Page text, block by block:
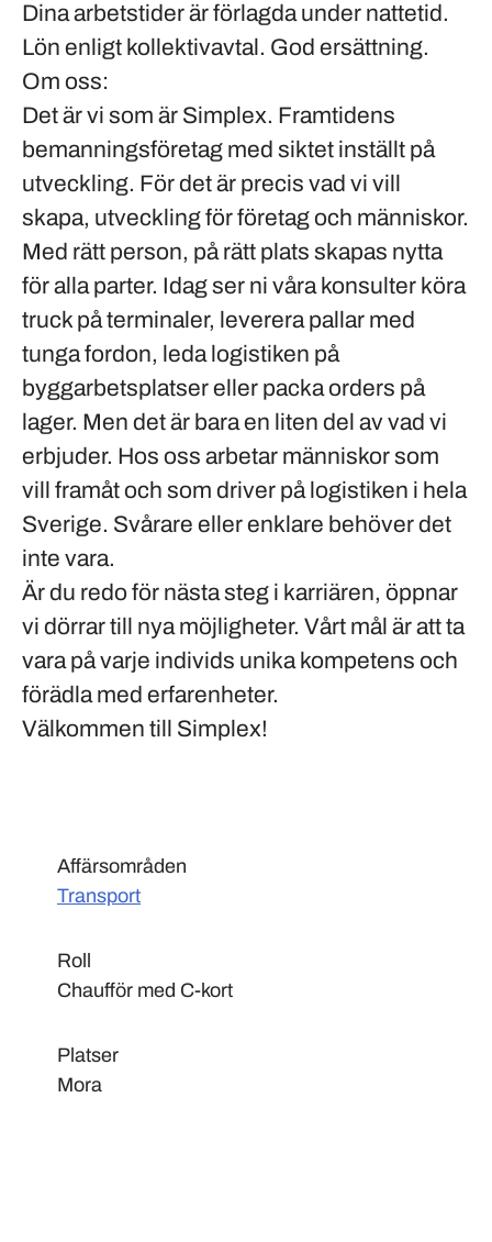
Dina arbetstider är förlagda under nattetid.
Lön enligt kollektivavtal . God ersättning.
Om oss:
Det är vi som är Simplex. Framtidens
bemanningsföretag med siktet inställt på
utveckling. För det är precis vad vi vill
skapa, utveckling för företag och människor.
Med rätt person, på rätt plats skapas nytta
för alla parter. Idag ser ni våra konsulter köra
truck på terminaler, leverera pallar med
tunga fordon, leda logistiken på
byggarbetsplatser eller packa orders på
lager. Men det är bara en liten del av vad vi
erbjuder. Hos oss arbetar människor som
vill framåt och som driver på logistiken i hela
Sverige. Svårare eller enklare behöver det
inte vara.
Är du redo för nästa steg i karriären, öppnar
vi dörrar till nya möjligheter. Vårt mål är att ta
vara på varje individs unika kompetens och
förädla med erfarenheter.
Välkommen till Simplex!
Affärsområden
Transport
Roll
Chaufför med C-kort
Platser
Mora